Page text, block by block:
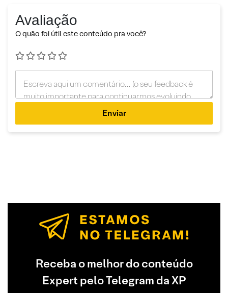
Avaliação
O quão foi útil este conteúdo pra você?
Enviar
Receba o melhor do conteúdo
Expert pelo Telegram da XP